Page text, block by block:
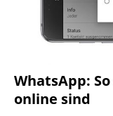
WhatsApp:
online sind